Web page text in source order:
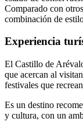
Comparado con
combinación de
Experiencia
El Castillo de
que acercan al
festivales que
Es un destino
y cultura, con un